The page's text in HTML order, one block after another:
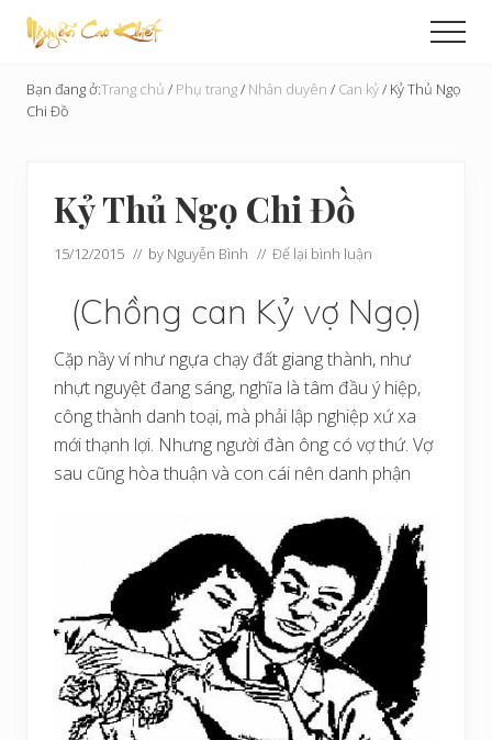
Menu
Skip
content
qua
sidebar
Tạo
Hoàn
Bạn đang ở:Trang chủ / Phụ trang/ Nhân duyên / Can kỷ/ Kỷ Thủ Ngọ
Chi Đồ
Kỷ Thủ Ngọ Chi Đồ
15/12/2015 // by Nguyễn Bình // Để lại bình luận
(Chồng can Kỷ vợ Ngọ)
Cặp nầy ví như ngựa chạy đất giang thành, như
nhựt nguyệt đang sáng, nghĩa là tâm đầu ý hiệp,
công thành danh toại, mà phải lập nghiệp xứ xa
mới thạnh lợi. Nhưng người đàn ông có vợ thứ. Vợ
sau cũng hòa thuận và con cái nên danh phận